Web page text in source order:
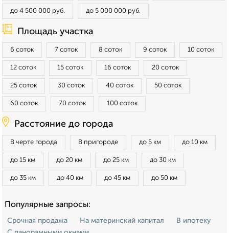
до 4 500 000 руб. до 5 000 000 руб.
Площадь участка
6 соток 7 соток 8 соток 9 соток 10 соток
12 соток 15 соток 16 соток 20 соток
25 соток 30 соток 40 соток 50 соток
60 соток 70 соток 100 соток
Расстояние до города
В черте города В пригороде до 5 км до 10 км
до 15 км до 20 км до 25 км до 30 км
до 35 км до 40 км до 45 км до 50 км
Популярные запросы:
Срочная продажа На материнский капитал
В ипотеку